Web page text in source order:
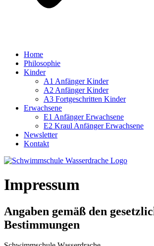
Home
Philosophie
Kinder
A1 Anfänger Kinder
A2 Anfänger Kinder
A3 Fortgeschritten Kinder
Erwachsene
E1 Anfänger Erwachsene
E2 Kraul Anfänger Erwachsene
Newsletter
Kontakt
Impressum
Angaben gemäß den
Bestimmungen